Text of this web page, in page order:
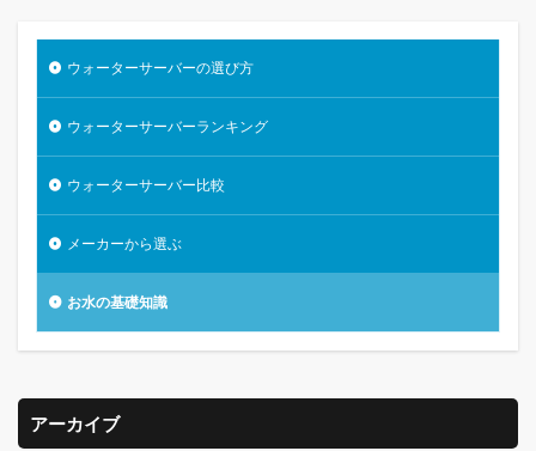
ウォーターサーバーの選び方
ウォーターサーバーランキング
ウォーターサーバー比較
メーカーから選ぶ
お水の基礎知識
アーカイブ